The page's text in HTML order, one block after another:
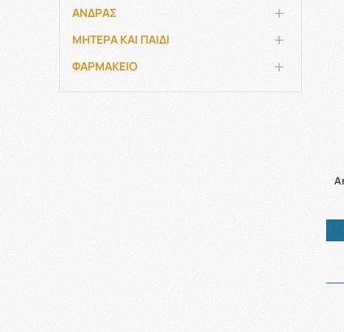
ΑΝΔΡΑΣ
ΜΗΤΕΡΑ ΚΑΙ ΠΑΙΔΙ
ΦΑΡΜΑΚΕΙΟ